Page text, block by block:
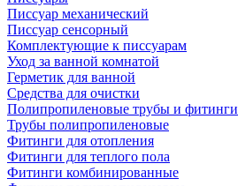
Писсуар механический
Писсуар сенсорный
Комплектующие к писсуарам
Уход за ванной комнатой
Герметик для ванной
Средства для очистки
Полипропиленовые трубы и фитинги
Трубы полипропиленовые
Фитинги для отопления
Фитинги для теплого пола
Фитинги комбинированные